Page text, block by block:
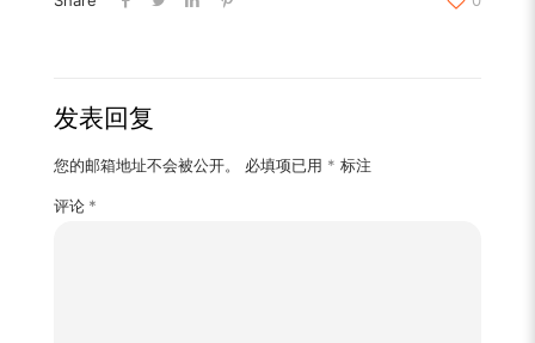
发表回复
您的邮箱地址不会被公开。 必填项已用 * 标注
评论 *